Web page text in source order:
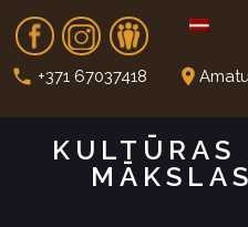
t
Fb In Dr
call +371 67037418 place
KULTŪRAS